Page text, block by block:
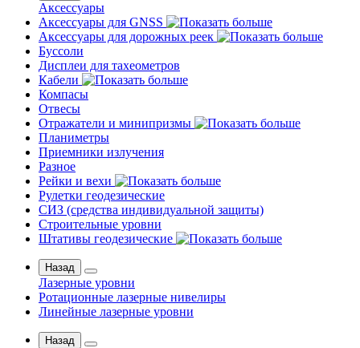
Аксессуары
Аксессуары для GNSS
Аксессуары для дорожных реек
Буссоли
Дисплеи для тахеометров
Кабели
Компасы
Отвесы
Отражатели и минипризмы
Планиметры
Приемники излучения
Разное
Рейки и вехи
Рулетки геодезические
СИЗ (средства индивидуальной защиты)
Строительные уровни
Штативы геодезические
Назад
Лазерные уровни
Ротационные лазерные нивелиры
Линейные лазерные уровни
Назад